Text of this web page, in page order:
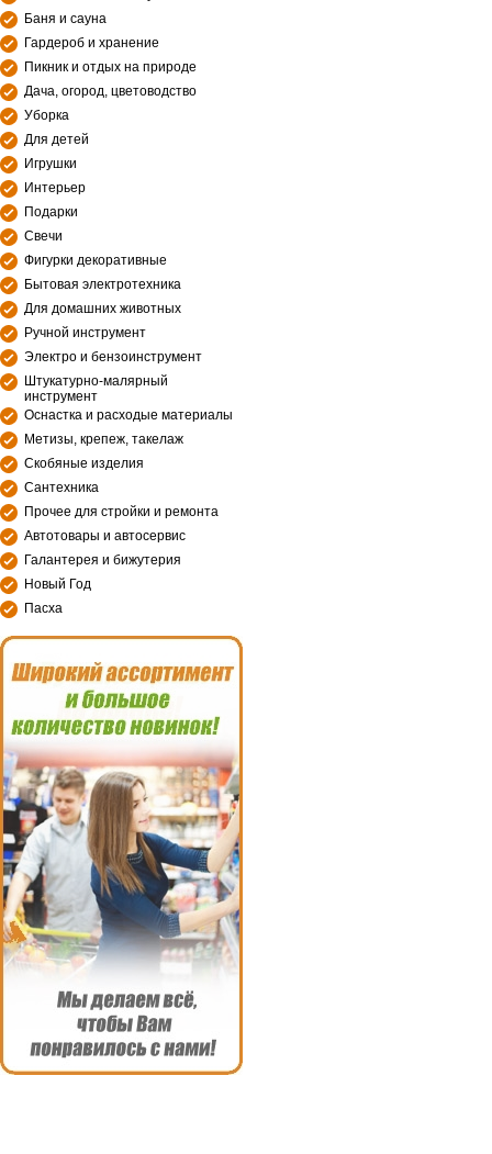
Баня и сауна
Гардероб и хранение
Пикник и отдых на природе
Дача, огород, цветоводство
Уборка
Для детей
Игрушки
Интерьер
Подарки
Свечи
Фигурки декоративные
Бытовая электротехника
Для домашних животных
Ручной инструмент
Электро и бензоинструмент
Штукатурно-малярный
инструмент
Оснастка и расходые материалы
Метизы, крепеж, такелаж
Скобяные изделия
Сантехника
Прочее для стройки и ремонта
Автотовары и автосервис
Галантерея и бижутерия
Новый Год
Пасха